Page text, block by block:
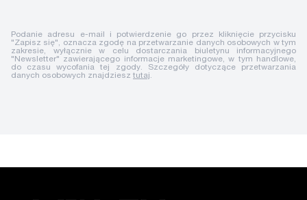
Podanie adresu e-mail i potwierdzenie go przez kliknięcie przycisku
"Zapisz się", oznacza zgodę na przetwarzanie danych osobowych w tym
zakresie, wyłącznie w celu dostarczania biuletynu informacyjnego
"Newsletter" zawierającego informacje marketingowe, w tym handlowe,
do czasu wycofania tej zgody. Szczegóły dotyczące przetwarzania
danych osobowych znajdziesz tutaj.